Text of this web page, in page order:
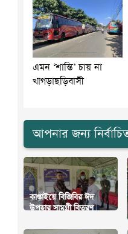
এমন ‘শান্তি’ চায় না
খাগড়াছড়িবাসী
আপনার জন্য
কাপ্তাইয়ে বিজিবির ঈদ
উপহার সামগ্রী বিতরণ